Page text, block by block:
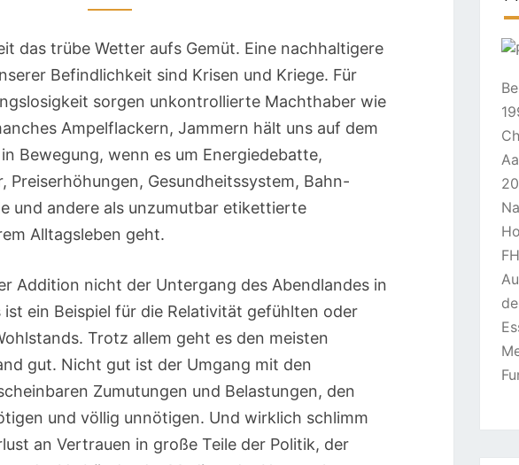
das trübe Wetter aufs Gemüt. Eine nachhaltigere
Befindlichkeit sind Krisen und Kriege. Für
sorgen unkontrollierte Machthaber wie
Ampelflackern, Jammern hält uns auf dem
Bewegung, wenn es um Energiedebatte,
Preiserhöhungen, Gesundheitssystem, Bahn-
und andere als unzumutbar etikettierte
Alltagsleben geht.
Addition nicht der Untergang des Abendlandes in
ist ein Beispiel für die Relativität gefühlten oder
Trotz allem geht es den meisten
gut. Nicht gut ist der Umgang mit den
Zumutungen und Belastungen, den
und völlig unnötigen. Und wirklich schlimm
an Vertrauen in große Teile der Politik, der